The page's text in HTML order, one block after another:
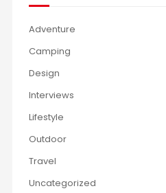
Adventure
Camping
Design
Interviews
Lifestyle
Outdoor
Travel
Uncategorized